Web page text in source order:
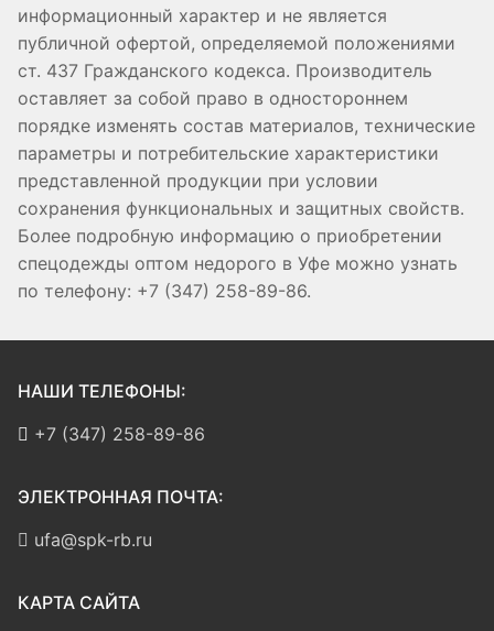
информационный характер и не является
публичной офертой, определяемой положениями
ст. 437 Гражданского кодекса. Производитель
оставляет за собой право в одностороннем
порядке изменять состав материалов, технические
параметры и потребительские характеристики
представленной продукции при условии
сохранения функциональных и защитных свойств.
Более подробную информацию о приобретении
спецодежды оптом недорого в Уфе можно узнать
по телефону: +7 (347) 258-89-86.
НАШИ ТЕЛЕФОНЫ:
+7 (347) 258-89-86
ЭЛЕКТРОННАЯ ПОЧТА:
ufa@spk-rb.ru
КАРТА САЙТА